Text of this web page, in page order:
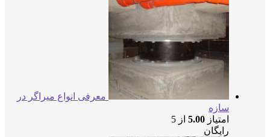
معرفی انواع میراگر در
سازه
امتیاز 5.00 از 5
رایگان